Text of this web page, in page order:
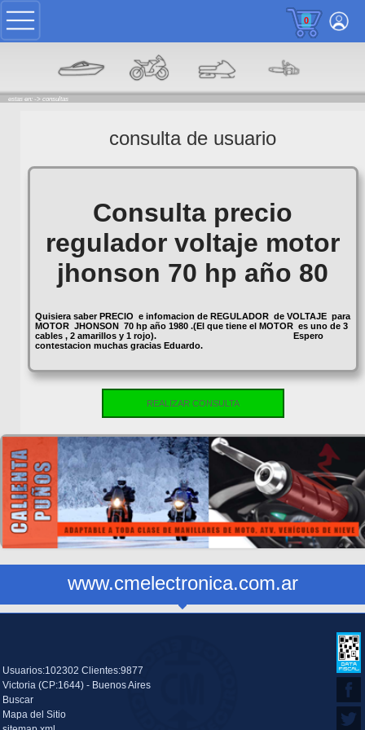
0
estas en: -> consultas
consulta de usuario
Consulta precio
regulador voltaje motor
jhonson 70 hp año 80
Quisiera saberPRECIO e infomacion de REGULADORde VOLTAJEpara
MOTOR JHONSON70 hp año 1980.(El que tiene el MOTORes uno de 3
cables , 2 amarillos y 1 rojo). Espero
contestacion muchas gracias Eduardo.
REALIZAR CONSULTA
www.cmelectronica.com.ar
Usuarios:102302 Clientes:9877
Victoria (CP:1644) - Buenos Aires
Buscar
Mapa del Sitio